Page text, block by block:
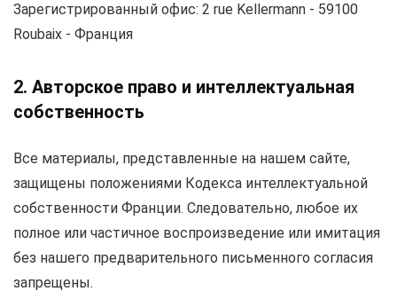
Зарегистрированный офис: 2 rue Kellermann - 59100
Roubaix - Франция
2. Авторское право и интеллектуальная
собственность
Все материалы, представленные на нашем сайте,
защищены положениями Кодекса интеллектуальной
собственности Франции. Следовательно, любое их
полное или частичное воспроизведение или имитация
без нашего предварительного письменного согласия
запрещены.